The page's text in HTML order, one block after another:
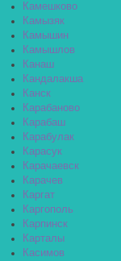
Камешково
Камызяк
Камышин
Камышлов
Канаш
Кандалакша
Канск
Карабаново
Карабаш
Карабулак
Карасук
Карачаевск
Карачев
Каргат
Каргополь
Карпинск
Карталы
Касимов